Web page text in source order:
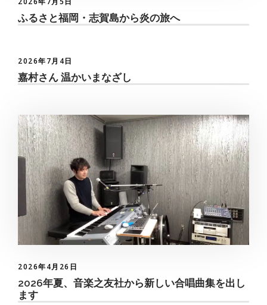
ふるさと福岡・志賀島から炎の旅へ
2026年7月4日
嘉村さん 温かいまなざし
2026年4月26日
2026年夏、音楽之友社から新しい合唱曲集を出し
ます